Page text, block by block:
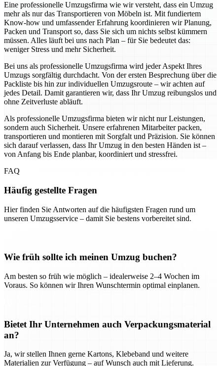
Eine professionelle Umzugsfirma wie wir versteht, dass ein Umzug
mehr als nur das Transportieren von Möbeln ist. Mit fundiertem
Know-how und umfassender Erfahrung koordinieren wir Planung,
Packen und Transport so, dass Sie sich um nichts selbst kümmern
müssen. Alles läuft bei uns nach Plan – für Sie bedeutet das:
weniger Stress und mehr Sicherheit.
Bei uns als professionelle Umzugsfirma wird jeder Aspekt Ihres
Umzugs sorgfältig durchdacht. Von der ersten Besprechung über die
Packliste bis hin zur individuellen Umzugsroute – wir achten auf
jedes Detail. Damit garantieren wir, dass Ihr Umzug reibungslos und
ohne Zeitverluste abläuft.
Als professionelle Umzugsfirma bieten wir nicht nur Leistungen,
sondern auch Sicherheit. Unsere erfahrenen Mitarbeiter packen,
transportieren und montieren mit Sorgfalt und Präzision. Sie können
sich darauf verlassen, dass Ihr Umzug in den besten Händen ist –
von Anfang bis Ende planbar, koordiniert und stressfrei.
FAQ
Häufig gestellte Fragen
Hier finden Sie Antworten auf die häufigsten Fragen rund um
unseren Umzugsservice – damit Sie bestens vorbereitet sind.
Wie früh sollte ich meinen Umzug buchen?
Am besten so früh wie möglich – idealerweise 2–4 Wochen im
Voraus. So können wir Ihren Wunschtermin optimal einplanen.
Bietet Ihr Unternehmen auch Verpackungsmaterial
an?
Ja, wir stellen Ihnen gerne Kartons, Klebeband und weitere
Materialien zur Verfügung – auf Wunsch auch mit Lieferung.